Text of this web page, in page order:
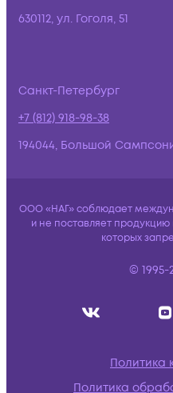
630112, ул. Гоголя, 51
Санкт-Петербург
+7 (812) 918-98-38
194044, Большой
ООО «НАГ» соблюдает
и не поставляет
которых
© 1995-
Политика
Политика